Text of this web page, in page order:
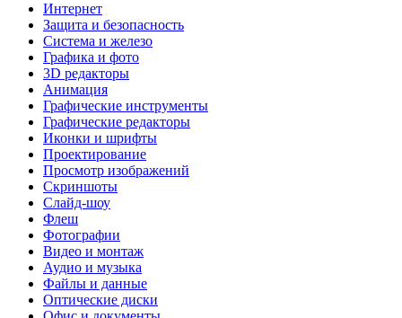
Интернет
Защита и безопасность
Система и железо
Графика и фото
3D редакторы
Анимация
Графические инструменты
Графические редакторы
Иконки и шрифты
Проектирование
Просмотр изображений
Скриншоты
Слайд-шоу
Флеш
Фотографии
Видео и монтаж
Аудио и музыка
Файлы и данные
Оптические диски